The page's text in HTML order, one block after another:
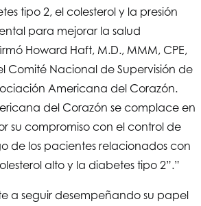
tipo 2, el colesterol y la presión
para mejorar la salud
Howard Haft, M.D., MMM, CPE,
Comité Nacional de Supervisión de
Americana del Corazón.
del Corazón se complace en
su compromiso con el control de
de los pacientes relacionados con
alto y la diabetes tipo 2”.”
a seguir desempeñando su papel